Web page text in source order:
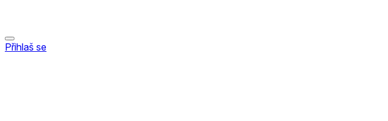
Přihlaš se